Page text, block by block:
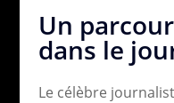
Un
dans le
Le célèbre